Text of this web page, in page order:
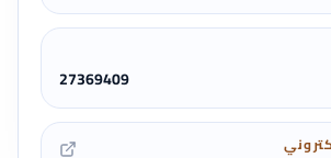
27369409